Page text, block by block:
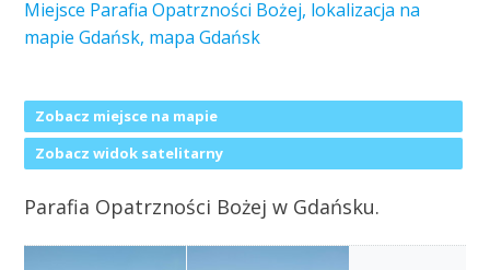
Miejsce Parafia Opatrzności Bożej, lokalizacja na
mapie Gdańsk, mapa Gdańsk
Zobacz miejsce na mapie
Zobacz widok satelitarny
Parafia Opatrzności Bożej w Gdańsku.